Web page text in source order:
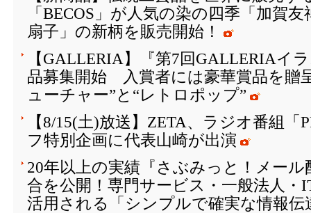
「BECOS」が人気の染の四季「加賀
扇子」の新柄を販売開始！
【GALLERIA】『第7回GALLERIAイ
品募集開始 入賞者には豪華賞品を
ューチャー”と“レトロポップ”
【8/15(土)放送】ZETA、ラジオ番組「
フ特別企画に代表山崎が出演
20年以上の実績『さぶみっと！メール
合を公開！専門サービス・一般法人・
活用される「シンプルで確実な情報伝